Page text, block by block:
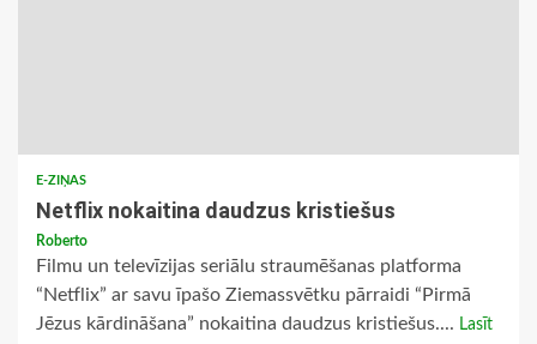
E-ZIŅAS
Netflix nokaitina daudzus kristiešus
Roberto
Filmu un televīzijas seriālu straumēšanas platforma
“Netflix” ar savu īpašo Ziemassvētku pārraidi “Pirmā
Jēzus kārdināšana” nokaitina daudzus kristiešus.... Lasīt